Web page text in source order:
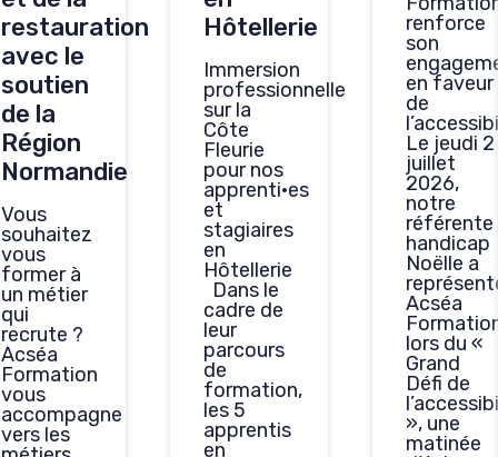
restauration
avec le
soutien
de la
Région
Normandie
Vous
souhaitez
vous
former à
un métier
qui
recrute ?
Acséa
Formation
vous
accompagne
vers les
Hôtellerie
Immersion
professionnelle
sur la
Côte
Fleurie
pour nos
apprenti·es
et
stagiaires
en
Hôtellerie
Dans le
cadre de
leur
parcours
de
formation,
les 5
apprentis
en
renforce
son
en faveur
de
Le jeudi 2
juillet
2026,
notre
référente
handicap
Noëlle a
Acséa
lors du «
Grand
Défi de
», une
matinée